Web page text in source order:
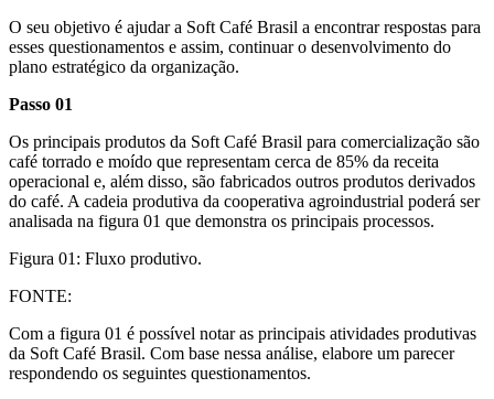
O seu objetivo é ajudar a Soft Café Brasil a encontrar respostas para
esses questionamentos e assim, continuar o desenvolvimento do
plano estratégico da organização.
Passo 01
Os principais produtos da Soft Café Brasil para comercialização são
café torrado e moído que representam cerca de 85% da receita
operacional e, além disso, são fabricados outros produtos derivados
do café. A cadeia produtiva da cooperativa agroindustrial poderá ser
analisada na figura 01 que demonstra os principais processos.
Figura 01: Fluxo produtivo.
FONTE:
Com a figura 01 é possível notar as principais atividades produtivas
da Soft Café Brasil. Com base nessa análise, elabore um parecer
respondendo os seguintes questionamentos.